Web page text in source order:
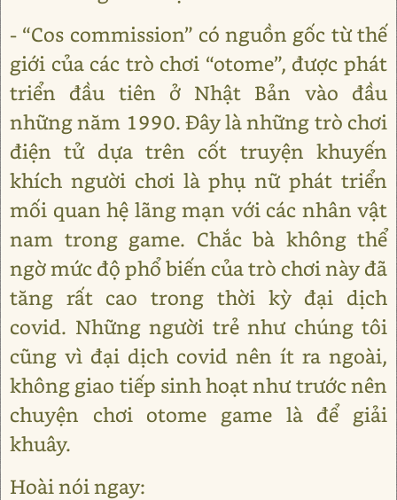
- “Cos commission” có nguồn gốc từ thế
giới của các trò chơi “otome”, được phát
triển đầu tiên ở Nhật Bản vào đầu
những năm 1990. Đây là những trò chơi
điện tử dựa trên cốt truyện khuyến
khích người chơi là phụ nữ phát triển
mối quan hệ lãng mạn với các nhân vật
nam trong game. Chắc bà không thể
ngờ mức độ phổ biến của trò chơi này đã
tăng rất cao trong thời kỳ đại dịch
covid. Những người trẻ như chúng tôi
cũng vì đại dịch covid nên ít ra ngoài,
không giao tiếp sinh hoạt như trước nên
chuyện chơi otome game là để giải
khuây.
Hoài nói ngay: